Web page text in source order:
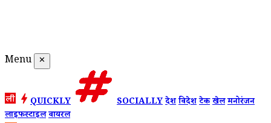
Menu ✕
QUICKLY SOCIALLYदेशविदेशटेकखेलमनोरंजन
लाइफस्टाइलवायरल